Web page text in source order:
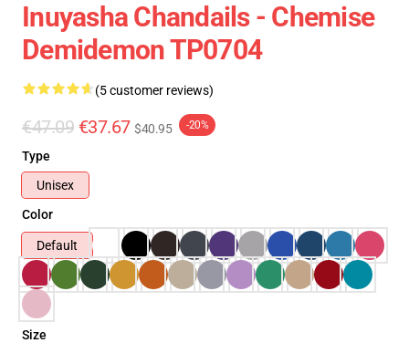
Inuyasha Chandails - Chemise
Demidemon TP0704
(5 customer reviews)
€47.09 €37.67 $40.95 -20%
Type
Unisex
Color
Default
Size